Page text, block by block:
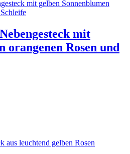
mit
orangenen Rosen und